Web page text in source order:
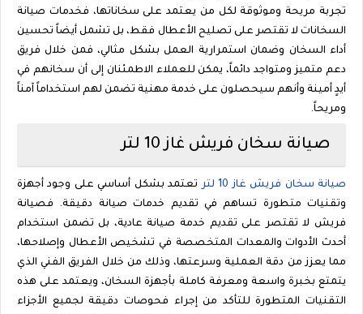
تجربة مريحة وموثوقة لكل من يعتمد على سخاناتها، فخدمات صيانة
السخانات لا تقتصر على تصليح الأعطال فقط، بل تشمل أيضاً تحسين
أداء السخان وضمان استمرارية العمل بشكل مثالي، فمن خلال فريق
دعم متميز ومتواجد دائماً، يمكن للعملاء الاطمئنان إلى أن سخانهم في
أيدٍ أمينة وأنهم سيحصلون على خدمة مهنية تضمن لهم استخداماً آمناً
ومريحاً.
صيانة سخان فريش غاز10 لتر
صيانة سخان فريش غاز 10 لتر تعتمد بشكل أساسي على وجود أجهزة
وتقنيات متطورة تساهم في تقديم خدمات صيانة دقيقة. فصيانة
فريش لا تقتصر على تقديم خدمة صيانة عادية، بل تضمن استخدام
أحدث الأدوات والمعدات المتخصصة في تشخيص الأعطال وإصلاحها،
مما يعزز من دقة العملية وسرعتها، وذلك من خلال الفريق الفني الذي
يتمتع بخبرة واسعة ومعرفة كاملة بأجهزة السخان، ويعتمد على هذه
التقنيات المتطورة للتأكد من إجراء فحوصات دقيقة لجميع الأجزاء